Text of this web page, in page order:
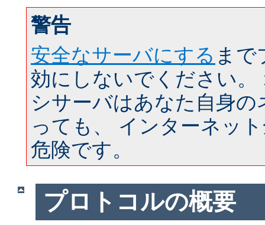
警告
安全なサーバにする まで
効にしないでください。
シサーバはあなた自身
っても、 インターネッ
危険です。
プロトコルの概要